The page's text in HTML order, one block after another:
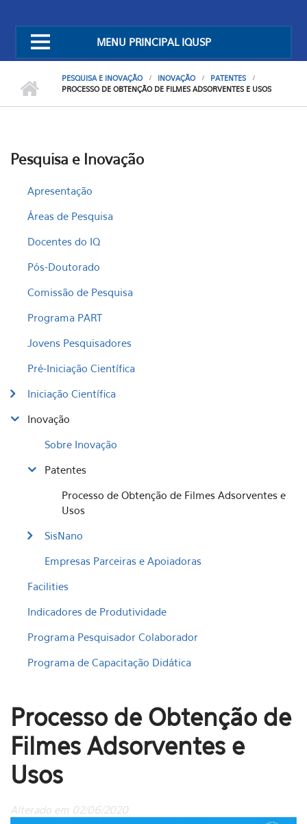
MENU PRINCIPAL IQUSP
PESQUISA E INOVAÇÃO INOVAÇÃO
PATENTES
PROCESSO DE OBTENÇÃO DE FILMES ADSORVENTES E USOS
Pesquisa e Inovação
Apresentação
Áreas de Pesquisa
Docentes do IQ
Pós-Doutorado
Comissão de Pesquisa
Programa PART
Jovens Pesquisadores
Pré-Iniciação Científica
Iniciação Científica
Inovação
Sobre Inovação
Patentes
Processo de Obtenção de Filmes Adsorventes e
Usos
SisNano
Empresas Parceiras e Apoiadoras
Facilities
Indicadores de Produtividade
Programa Pesquisador Colaborador
Programa de Capacitação Didática
Processo de Obtenção de
Filmes Adsorventes e
Usos
Alterado em 02/06/2020